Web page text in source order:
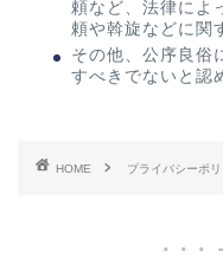
頼など、法律によ
頼や斡旋などに関
その他、公序良俗
すべきでないと認
HOME プライバシーポ